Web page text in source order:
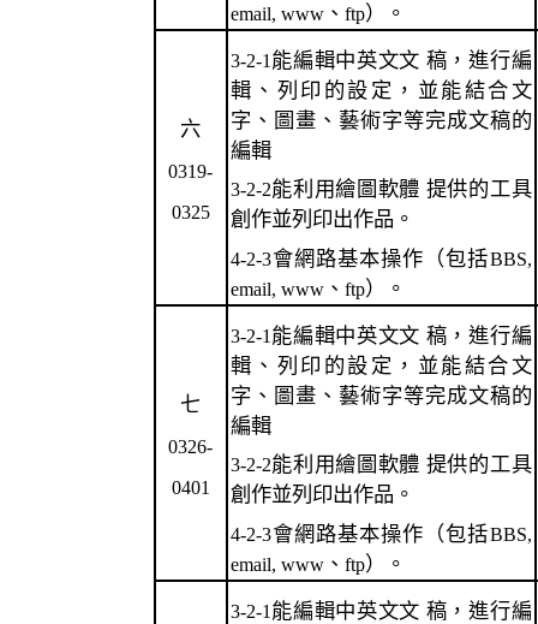
email, www、 ftp）。
六
0319-
0325
3-2-1 能編輯中英文文 稿，進行編
輯、列印的設定，並能結合文
字、圖畫、藝術字等完成文稿的
編輯
3-2-2能利用繪圖軟體 提供的工具
創作並列印出作品。
4-2-3會網路基本操作（包括BBS,
email, www、 ftp）。
七
0326-
0401
3-2-1 能編輯中英文文 稿，進行編
輯、列印的設定，並能結合文
字、圖畫、藝術字等完成文稿的
編輯
3-2-2能利用繪圖軟體 提供的工具
創作並列印出作品。
4-2-3會網路基本操作（包括BBS,
email, www、 ftp）。
3-2-1 能編輯中英文文 稿，進行編